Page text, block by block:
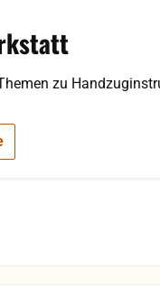
zu